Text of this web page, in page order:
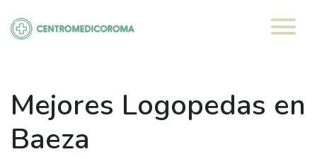
contenido
Mejores Logopedas en
Baeza